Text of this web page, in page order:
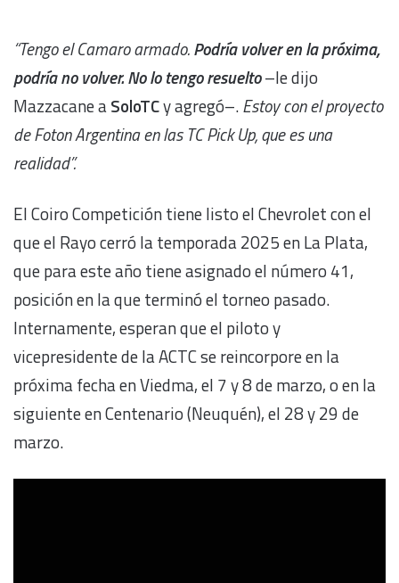
“Tengo el Camaro armado.Podría volver en la próxima,
podría no volver. No lo tengo resuelto–le dijo
Mazzacane aSoloTCy agregó–.Estoy con el proyecto
de Foton Argentina en las TC Pick Up, que es una
realidad”.
El Coiro Competición tiene listo el Chevrolet con el
que el Rayo cerró la temporada 2025 en La Plata,
que para este año tiene asignado el número 41,
posición en la que terminó el torneo pasado.
Internamente, esperan que el piloto y
vicepresidente de la ACTC se reincorpore en la
próxima fecha en Viedma, el 7 y 8 de marzo, o en la
siguiente en Centenario (Neuquén), el 28 y 29 de
marzo.